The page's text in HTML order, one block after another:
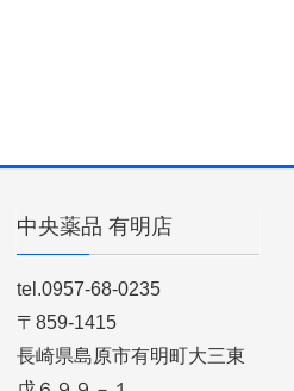
中央薬品 有明店
tel.0957-68-0235
〒859-1415
長崎県島原市有明町大三東